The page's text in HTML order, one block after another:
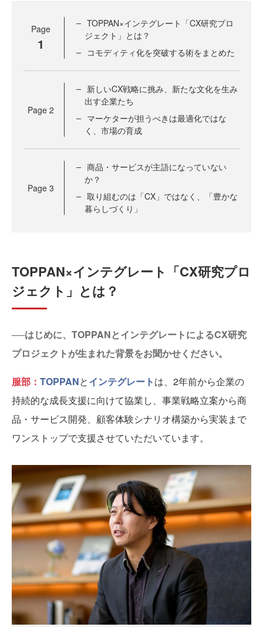
Page
1
TOPPAN×インテグレート「CX研究プロ
ジェクト」とは？
コモディティ化を突破する術をまとめた
Page 2
新しいCX戦略に挑み、新たな文化を生み
出す企業たち
マーケターが担うべきは最適化ではな
く、市場の育成
Page 3
商品・サービスが主語になっていない
か？
取り組むのは「CX」ではなく、「豊かな
暮らしづくり」
TOPPAN×インテグレート「CX研究プロ
ジェクト」とは？
──はじめに、TOPPANとインテグレートによるCX研究
プロジェクトが生まれた背景をお聞かせください。
服部： TOPPANとインテグレートは、2年前から企業の
持続的な成長支援に向けて協業し、事業戦略立案から商
品・サービス開発、顧客体験シナリオ構築から実装まで
ワンストップで支援させていただいています。